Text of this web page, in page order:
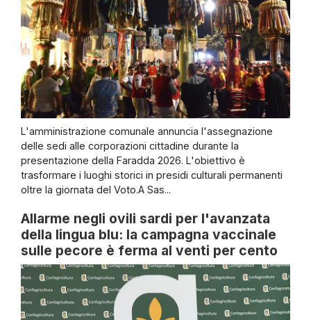
L'amministrazione comunale annuncia l'assegnazione
delle sedi alle corporazioni cittadine durante la
presentazione della Faradda 2026. L'obiettivo è
trasformare i luoghi storici in presidi culturali permanenti
oltre la giornata del Voto.A Sas...
Allarme negli ovili sardi per l'avanzata
della lingua blu: la campagna vaccinale
sulle pecore è ferma al venti per cento